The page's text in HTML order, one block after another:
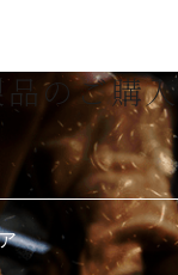
品のご購入